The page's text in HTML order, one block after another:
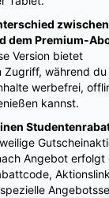
dem Premium-
Version bietet
Zugriff, während
werbefrei,
kannst.
Angebot erfolgt